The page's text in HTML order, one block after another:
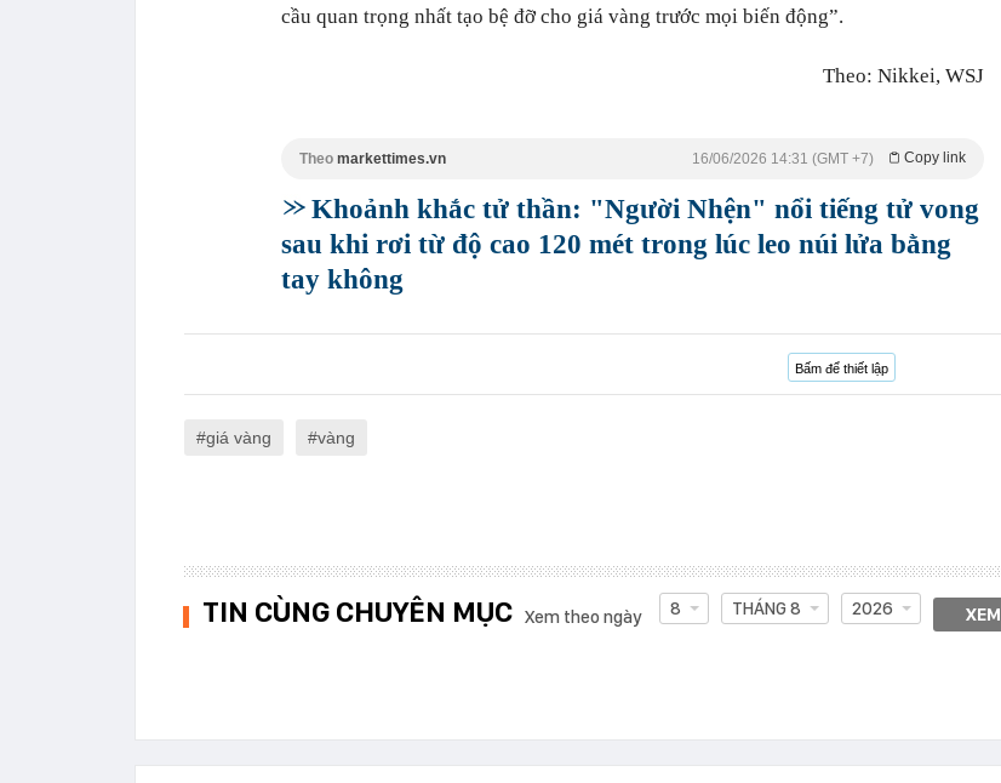
cầu quan trọng nhất tạo bệ đỡ cho giá vàng trước mọi biến động”.
Theo: Nikkei, WSJ
Theo markettimes.vn Copy link
16/06/2026 14:31 (GMT +7)
Khoảnh khắc tử thần: "Người Nhện" nổi tiếng tử vong
sau khi rơi từ độ cao 120 mét trong lúc leo núi lửa bằng
tay không
Bấm để thiết lập
giá vàng vàng
TIN CÙNG CHUYÊN MỤC Xem theo ngày 8 THÁNG 8 2026 XEM